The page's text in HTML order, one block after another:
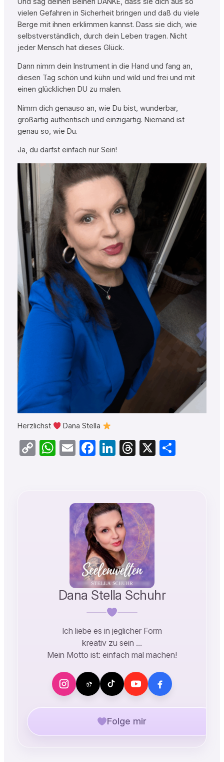
vielen Gefahren in Sicherheit bringen und daß du viele
Berge mit ihnen erklimmen kannst. Dass sie dich, wie
selbstverständlich, durch dein Leben tragen. Nicht
jeder Mensch hat dieses Glück.
Dann nimm dein Instrument in die Hand und fang an,
diesen Tag schön und kühn und wild und frei und mit
einen glücklichen DU zu malen.
Nimm dich genauso an, wie Du bist, wunderbar,
großartig authentisch und einzigartig. Niemand ist
genau so, wie Du.
Ja, du darfst einfach nur Sein!
Herzlichst Dana Stella
CopyWhatsApp
EmailFacebook
LinkedIn
Threads
X Teilen
Dana Stella Schuhr
Ich liebe es in jeglicher Form
kreativ zu sein …
Mein Motto ist: einfach mal machen!
Folge mir